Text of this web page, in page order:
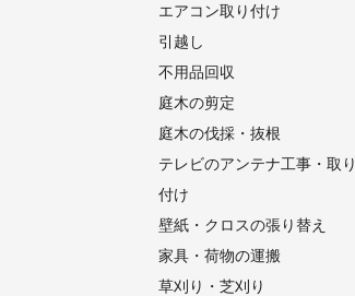
エアコン取り付け
引越し
不用品回収
庭木の剪定
庭木の伐採・抜根
テレビのアンテナ工事・取り
付け
壁紙・クロスの張り替え
家具・荷物の運搬
草刈り・芝刈り